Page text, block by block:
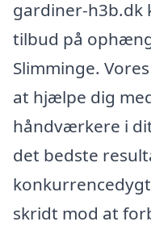
gardiner-h3b.dk
tilbud på
Slimminge.
at hjælpe dig
håndværkere i
det bedste
skridt mod at